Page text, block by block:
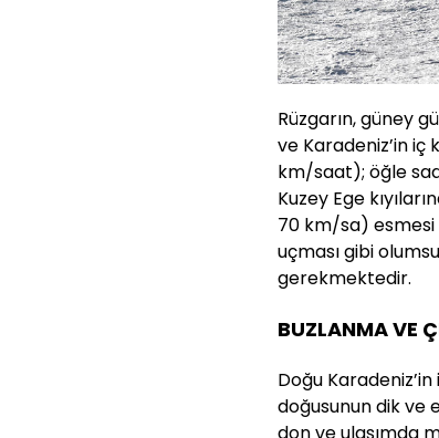
Rüzgarın, güney
ve Karadeniz’in
km/saat); öğle
Kuzey Ege
70 km/sa) esmesi
uçması gibi
gerekmektedir.
BUZLANMA VE
Doğu
doğusunun dik ve